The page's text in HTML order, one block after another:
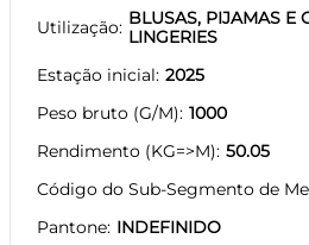
Utilização BLUSAS, PIJAMAS E
LINGERIES
Estação inicial 2025
Peso bruto (G/M) 1000
Rendimento (KG=>M) 50.05
Código do Sub-Segmento de
Pantone INDEFINIDO